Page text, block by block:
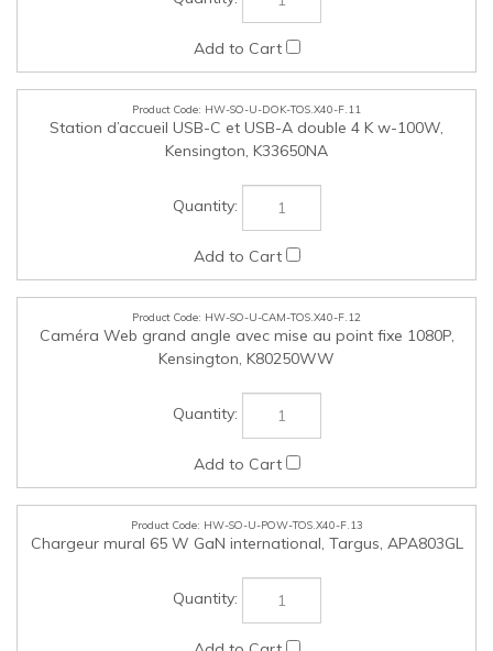
HW-SO-U-CAM-TOS.X40-F.12
Caméra Web grand angle avec mise au point fixe 1080P,
HW-SO-U-POW-TOS.X40-F.13
Chargeur mural 65 W GaN international, Targus, APA803GL
HW-SO-U-DOK-TOS.X40-F.14
Station d’accueil universelle USB-C DV4K avec deux ports
DP, Targus, DOCK315USZ
Mise à niveau vers 32 Go de RAM LPDDR5 (ATOP),
Dynabook, MEM8533-32LP